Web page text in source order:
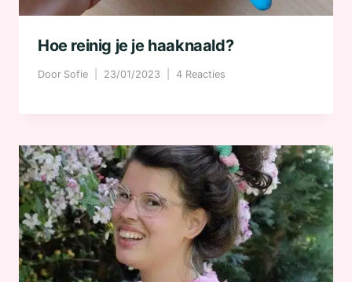
Hoe reinig je je haaknaald?
Door Sofie 23/01/2023 4 Reacties